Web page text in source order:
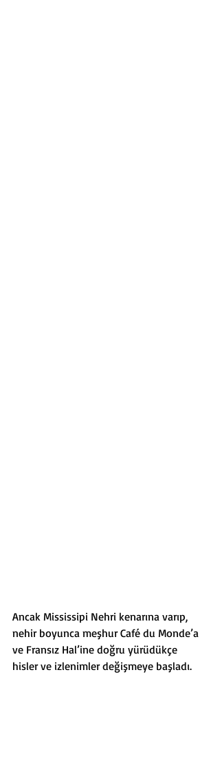
Ancak Mississipi Nehri kenarına varıp,
nehir boyunca meşhur Café du Monde’a
ve Fransız Hal’ine doğru yürüdükçe
hisler ve izlenimler değişmeye başladı.